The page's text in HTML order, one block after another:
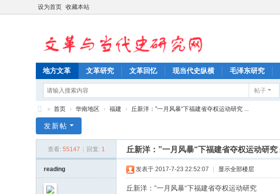
设为首页 收藏本站
地方文革 文革研究 文革回忆 现当代史纵横 毛泽东研究
帖子
革
» 首页 › 华南地区 › 福建 › 丘新洋：”一月风暴“下福建省夺权运动研究 ...
发新帖
查看: 55147 回复: 1 丘新洋：”一月风暴“下福建省夺权运动研究
reading 发表于 2017-7-23 22:52:07 显示全部楼层
丘新洋：”一月风暴“下福建省夺权运动研究